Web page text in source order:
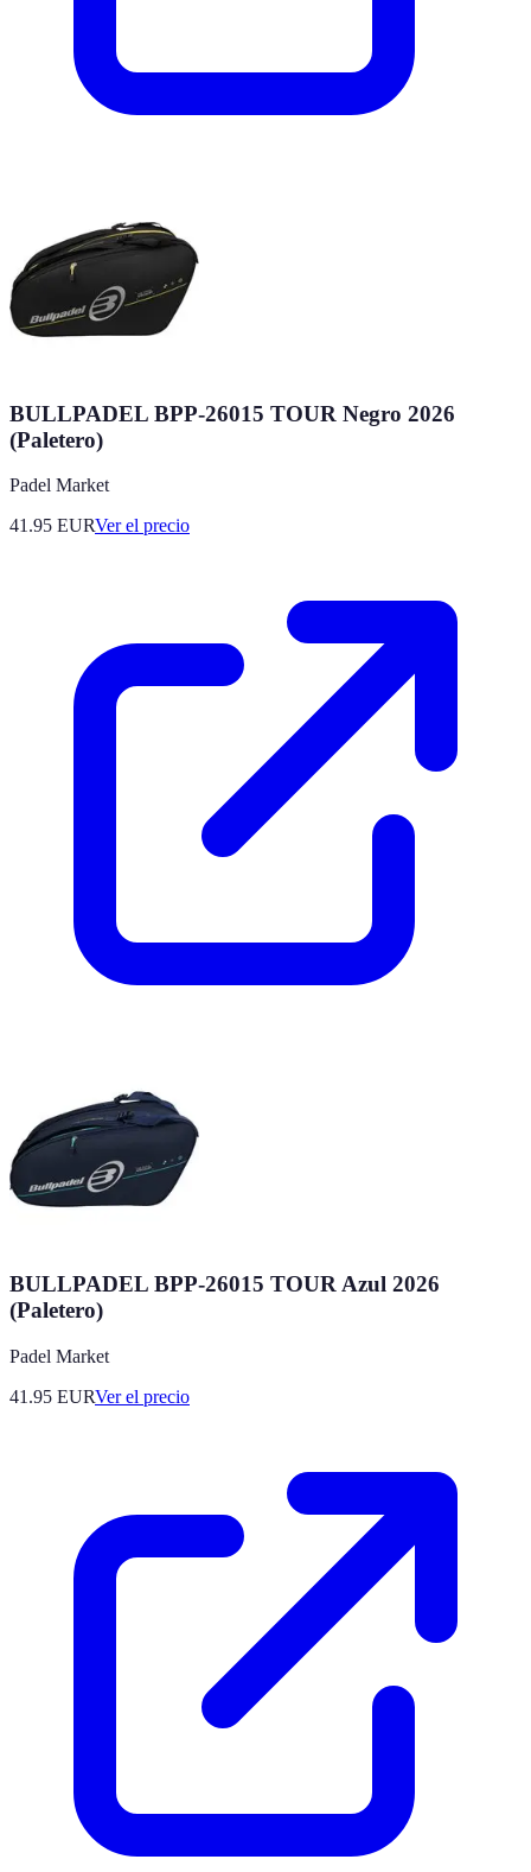
BULLPADEL BPP-26015 TOUR Negro 2026
(Paletero)
Padel Market
41.95 EURVer el precio
BULLPADEL BPP-26015 TOUR Azul 2026
(Paletero)
Padel Market
41.95 EURVer el precio